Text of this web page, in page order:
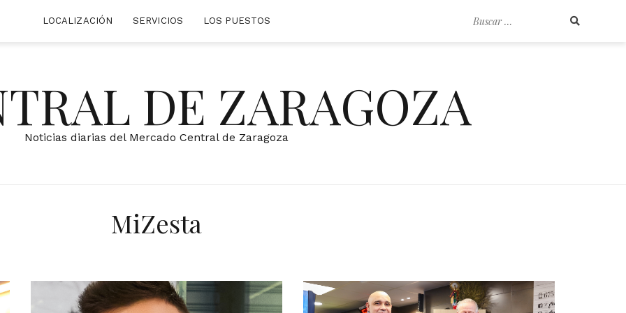
Buscar
LOCALIZACIÓN SERVICIOS LOS PUESTOS
DE ZARAGOZA
Noticias diarias del Mercado Central de Zaragoza
MiZesta